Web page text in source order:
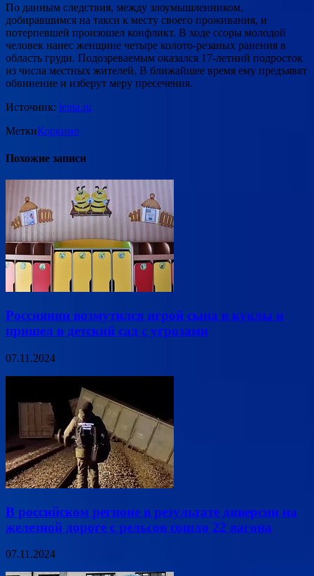
По данным следствия, между злоумышленником,
добиравшимся на такси к месту своего проживания, и
потерпевшей произошел конфликт. В ходе ссоры молодой
человек нанес женщине четыре колото-резаных ранения в
область груди. Подозреваемым оказался 17-летний подросток
из числа местных жителей. В ближайшее время ему предъявят
обвинение и изберут меру пресечения.
Источник: lenta.ru
МеткиКоркино
Похожие записи
Россиянин возмутился игрой сына в куклы и
пришел в детский сад с угрозами
07.11.2024
В российском регионе в результате диверсии на
железной дороге с рельсов сошло 22 вагона
07.11.2024